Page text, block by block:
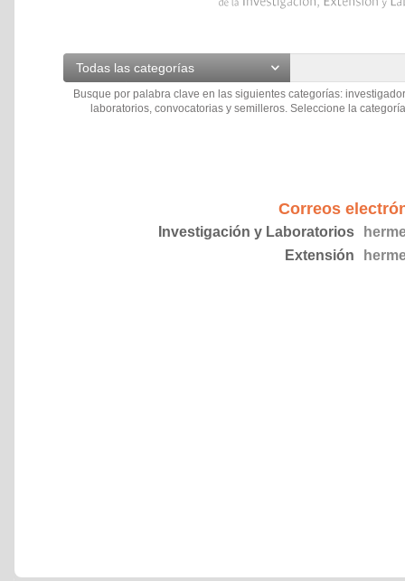
Todas las categorías
Busque por palabra clave en las siguientes categorías:
laboratorios, convocatorias y semilleros. Seleccione la
Correos
Investigación y Laboratorios
Extensión